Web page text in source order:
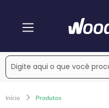
Início Produtos